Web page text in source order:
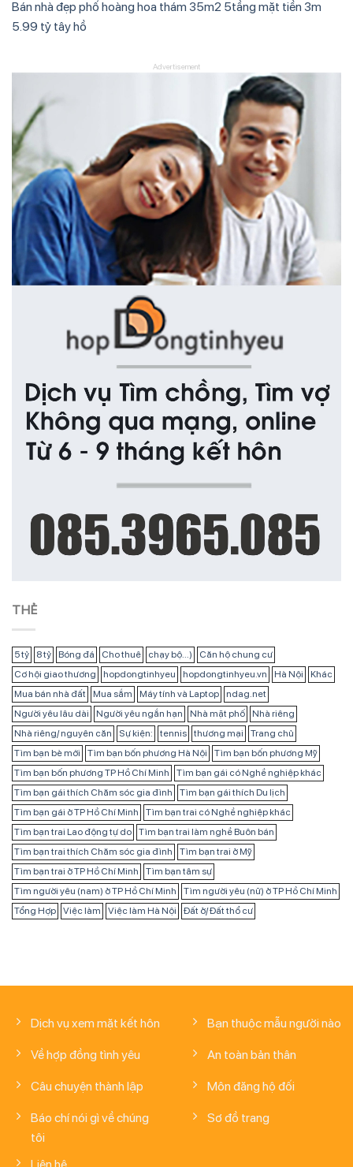
Bán nhà đẹp phố hoàng hoa thám 35m2 5tầng mặt tiền 3m
5.99 tỷ tây hồ
Advertisement
THẺ
5 tỷ 8 tỷ Bóng đá Cho thuê chạy bộ...)
Căn hộ chung cư
Cơ hội giao thương
hopdongtinhyeu hopdongtinhyeu.vn Hà Nội
Khác
Mua bán nhà đất
Mua sắm Máy tính và Laptop
ndag.net
Người yêu lâu dài
Người yêu ngắn hạn Nhà mặt phố
Nhà riêng
Nhà riêng/ nguyên căn
Sự kiện: tennis thương mại
Trang chủ
Tìm bạn bè mới
Tìm bạn bốn phương Hà Nội
Tìm bạn bốn phương Mỹ
Tìm bạn bốn phương TP Hồ Chí Minh
Tìm bạn gái có Nghề nghiệp khác
Tìm bạn gái thích Chăm sóc gia đình
Tìm bạn gái thích Du lịch
Tìm bạn gái ở TP Hồ Chí Minh
Tìm bạn trai có Nghề nghiệp khác
Tìm bạn trai Lao động tự do
Tìm bạn trai làm nghề Buôn bán
Tìm bạn trai thích Chăm sóc gia đình
Tìm bạn trai ở Mỹ
Tìm bạn trai ở TP Hồ Chí Minh
Tìm bạn tâm sự
Tìm người yêu (nam) ở TP Hồ Chí Minh
Tìm người yêu (nữ) ở TP Hồ Chí Minh
Tổng Hợp
Việc làm Việc làm Hà Nội Đất ở/ Đất thổ cư
Dịch vụ xem mặt kết hôn
Về hợp đồng tình yêu
Câu chuyện thành lập
Báo chí nói gì về chúng
tôi
Bạn thuộc mẫu người nào
An toàn bản thân
Môn đăng hộ đối
Sơ đồ trang